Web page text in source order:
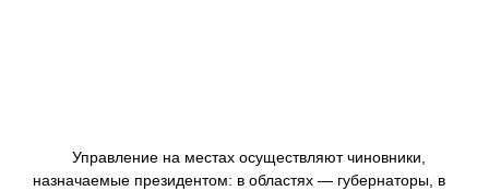
Управление на местах осуществляют чиновники,
назначаемые президентом: в областях — губернаторы, в